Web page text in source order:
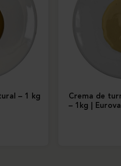
– 1 kg
Crema de
– 1kg |